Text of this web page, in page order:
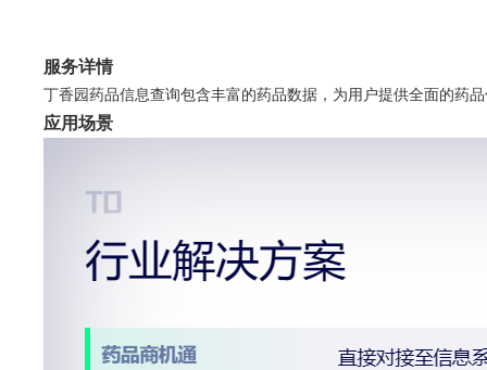
服务详情
丁香园药品信息查询包含丰富的药品数据，为用户提供全面的药
应用场景